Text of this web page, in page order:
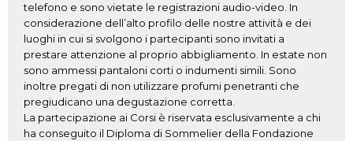
telefono e sono vietate le registrazioni audio-video. In
considerazione dell’alto profilo delle nostre attività e dei
luoghi in cui si svolgono i partecipanti sono invitati a
prestare attenzione al proprio abbigliamento. In estate non
sono ammessi pantaloni corti o indumenti simili. Sono
inoltre pregati di non utilizzare profumi penetranti che
pregiudicano una degustazione corretta.
La partecipazione ai Corsi è riservata esclusivamente a chi
ha conseguito il Diploma di Sommelier della Fondazione